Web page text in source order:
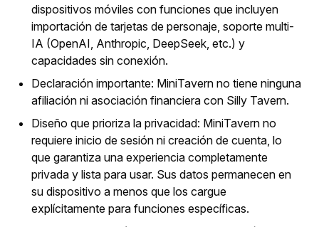
dispositivos móviles con funciones que incluyen
importación de tarjetas de personaje, soporte multi-
IA (OpenAI, Anthropic, DeepSeek, etc.) y
capacidades sin conexión.
Declaración importante: MiniTavern no tiene ninguna
afiliación ni asociación financiera con Silly Tavern.
Diseño que prioriza la privacidad: MiniTavern no
requiere inicio de sesión ni creación de cuenta, lo
que garantiza una experiencia completamente
privada y lista para usar. Sus datos permanecen en
su dispositivo a menos que los cargue
explícitamente para funciones específicas.